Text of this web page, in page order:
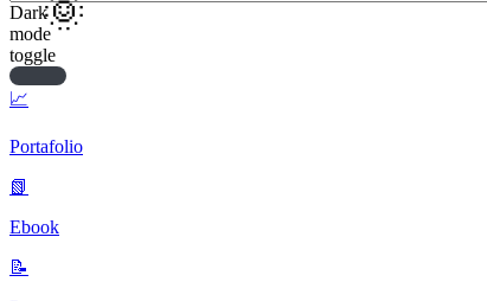
Dark
mode
toggle
📈
Portafolio
📗
Ebook
📝